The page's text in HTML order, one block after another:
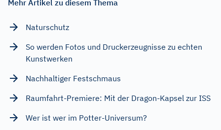
Mehr Artikel zu diesem Thema
Naturschutz
So werden Fotos und Druckerzeugnisse zu echten
Kunstwerken
Nachhaltiger Festschmaus
Raumfahrt-Premiere: Mit der Dragon-Kapsel zur ISS
Wer ist wer im Potter-Universum?